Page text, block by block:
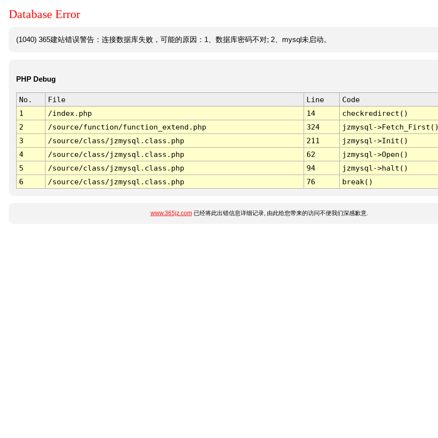
Database Error
(1040) 365建站错误警告：连接数据库失败，可能的原因：1、数据库密码不对; 2、mysql未启动。
PHP Debug
No. File Line
Code
1
/index.php 14
checkredirect()
2
/source/function/function_extend.php 324
jzmysql-
3
/source/class/jzmysql.class.php 211
jzmysql->Init()
4
/source/class/jzmysql.class.php 62
jzmysql->Open()
5
/source/class/jzmysql.class.php 94
jzmysql->halt()
6
/source/class/jzmysql.class.php 76 break()
www.365jz.com已经将此出错信息详细记录, 由此给您带来的访问不便我们深感歉意.